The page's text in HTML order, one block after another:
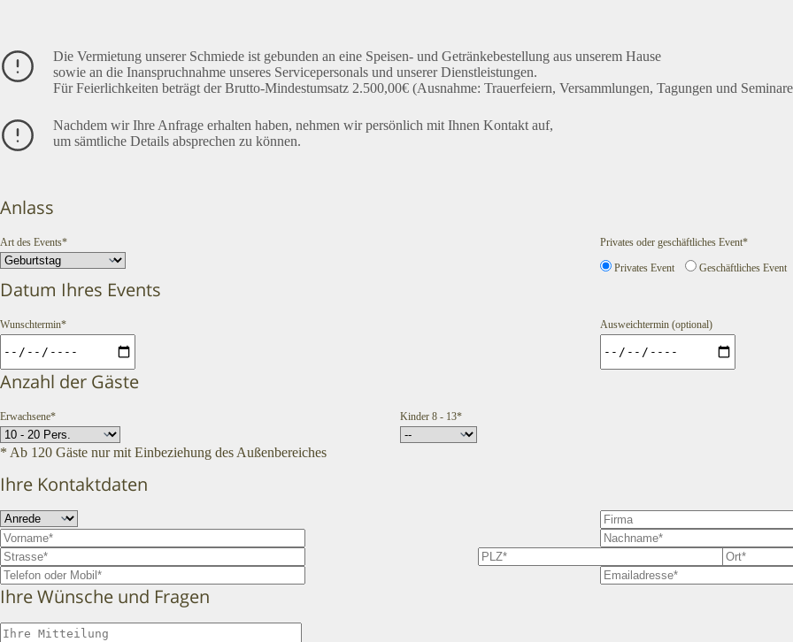
Die Vermietung unserer Schmiede ist gebunden an eine Speisen- und Getränkebestellung aus unserem Hause
sowie an die Inanspruchnahme unseres Servicepersonals und unserer Dienstleistungen.
Für Feierlichkeiten beträgt der Brutto-Mindestumsatz 2.500,00€ (Ausnahme: Trauerfeiern, Versammlungen, Tagungen und
Nachdem wir Ihre Anfrage erhalten haben, nehmen wir persönlich mit Ihnen Kontakt auf,
um sämtliche Details absprechen zu können.
Anlass
Art des Events* Privates oder geschäftliches Event*
Privates Event Geschäftliches Event
Datum Ihres Events
Wunschtermin* Ausweichtermin (optional)
Anzahl der Gäste
Erwachsene* Kinder 8 - 13*
* Ab 120 Gäste nur mit Einbeziehung des Außenbereiches
Ihre Kontaktdaten
Ihre Wünsche und Fragen